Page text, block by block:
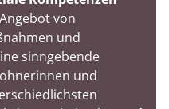
von
und
sinngebende
und